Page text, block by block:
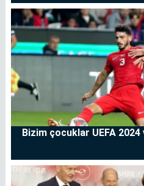
Bizim çocuklar UEFA 2024